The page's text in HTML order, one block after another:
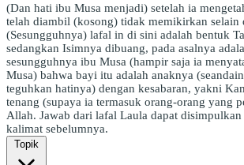
(Dan hati ibu Musa menjadi) setelah ia
telah diambil (kosong) tidak memikirkan selain
(Sesungguhnya) lafal in di sini adalah bentuk
sedangkan Isimnya dibuang, pada asalnya
sesungguhnya ibu Musa (hampir saja ia
Musa) bahwa bayi itu adalah anaknya
teguhkan hatinya) dengan kesabaran, yakni
tenang (supaya ia termasuk orang-orang yang
Allah. Jawab dari lafal Laula dapat disimpulkan
kalimat sebelumnya.
Topik